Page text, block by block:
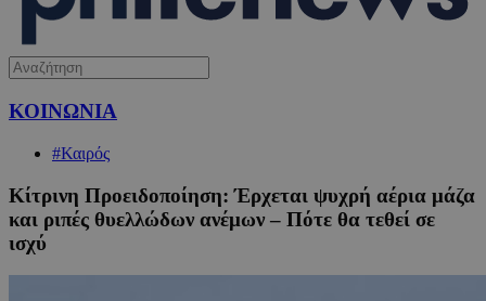
ΚΟΙΝΩΝΙΑ
#Καιρός
Κίτρινη Προειδοποίηση: Έρχεται ψυχρή αέρια μάζα
και ριπές θυελλώδων ανέμων – Πότε θα τεθεί σε
ισχύ